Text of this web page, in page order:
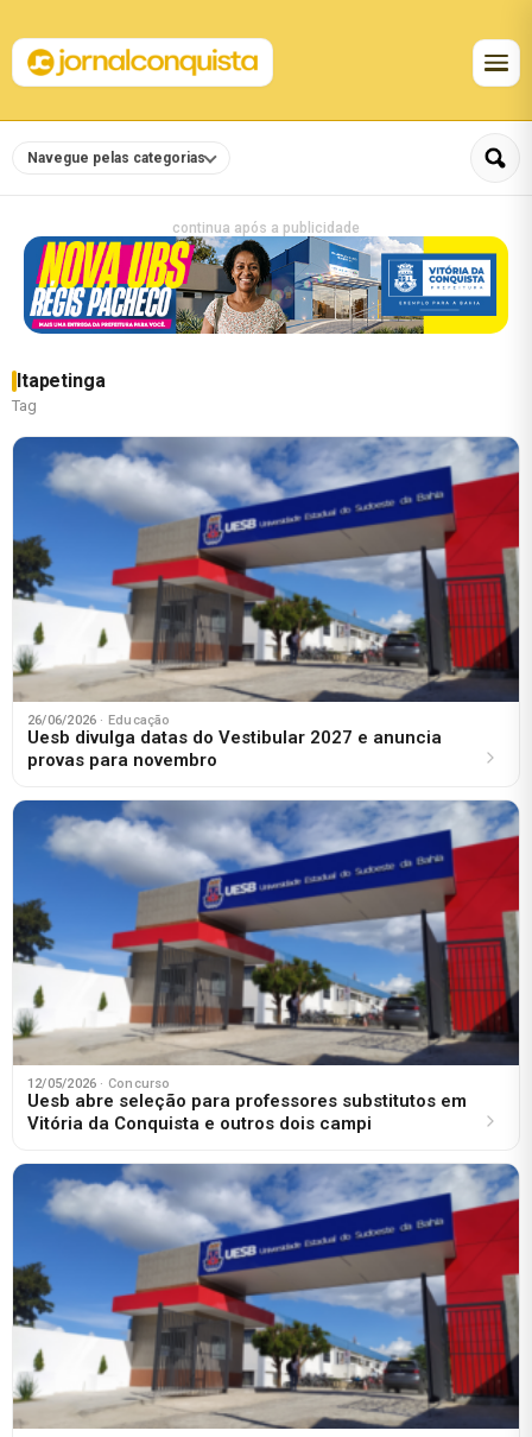
Navegue pelas categorias
continua após a publicidade
Itapetinga
Tag
26/06/2026 · Educação
Uesb divulga datas do Vestibular 2027 e anuncia
provas para novembro
12/05/2026 · Concurso
Uesb abre seleção para professores substitutos em
Vitória da Conquista e outros dois campi